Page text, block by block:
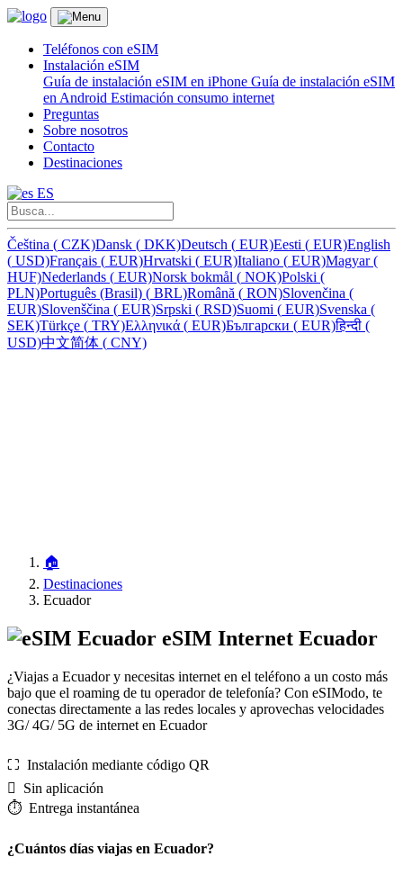
Teléfonos con eSIM
Instalación eSIM
Guía de instalación eSIM en iPhone Guía de instalación eSIM
en Android Estimación consumo internet
Preguntas
Sobre nosotros
Contacto
Destinaciones
ES
Čeština ( CZK)Dansk ( DKK)Deutsch ( EUR)Eesti ( EUR)English
( USD)Français ( EUR)Hrvatski ( EUR)Italiano ( EUR)Magyar(
HUF)Nederlands ( EUR)Norsk bokmål ( NOK)Polski (
PLN)Português (Brasil) ( BRL)Română ( RON)Slovenčina (
EUR)Slovenščina ( EUR)Srpski ( RSD)Suomi ( EUR)Svenska (
SEK)Türkçe ( TRY)Ελληνικά ( EUR)Български ( EUR)हिन्दी (
USD)中文简体 ( CNY)
🏠
Destinaciones
Ecuador
eSIM Internet Ecuador
¿Viajas a Ecuador y necesitas internet en el teléfono a un costo más
bajo que el roaming de tu operador de telefonía? Con eSIModo, te
conectas directamente a las redes locales y aprovechas velocidades
3G/ 4G/ 5G de internet en Ecuador
⛶️️ Instalación mediante código QR
️ Sin aplicación
⏱️️ Entrega instantánea
¿Cuántos días viajas en Ecuador?